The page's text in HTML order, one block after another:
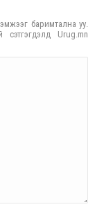
баримтална уу.
Urug.mn